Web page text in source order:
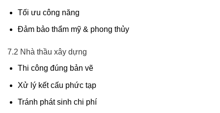
Tối ưu công năng
Đảm bảo thẩm mỹ & phong thủy
7.2 Nhà thầu xây dựng
Thi công đúng bản vẽ
Xử lý kết cấu phức tạp
Tránh phát sinh chi phí